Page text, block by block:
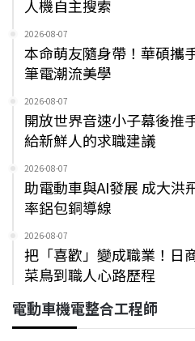
人機自主搜索
2026-08-07
本命萌友隨身帶！華碩攜
筆電潮流美學
2026-08-07
開放世界音速小子幕後推
給新鮮人的求職建議
2026-08-07
助電動車與AI發展 成大洪
率鋁包銅導線
2026-08-07
把「喜歡」變成職業！日
菜鳥到職人心路歷程
電動車機電整合工程師